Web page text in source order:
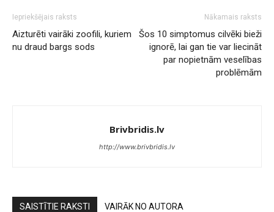
Iepriekšējais raksts
Aizturēti vairāki zoofili, kuriem
nu draud bargs sods
Nākamais raksts
Šos 10 simptomus cilvēki bieži
ignorē, lai gan tie var liecināt
par nopietnām veselības
problēmām
Brivbridis.lv
http://www.brivbridis.lv
SAISTĪTIE RAKSTI VAIRĀK NO AUTORA